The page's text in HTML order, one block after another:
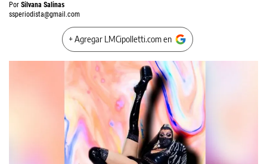
Por Silvana Salinas
ssperiodista@gmail.com
+ Agregar LMCipolletti.com en